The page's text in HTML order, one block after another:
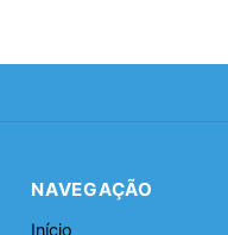
NAVEGAÇÃO
Início